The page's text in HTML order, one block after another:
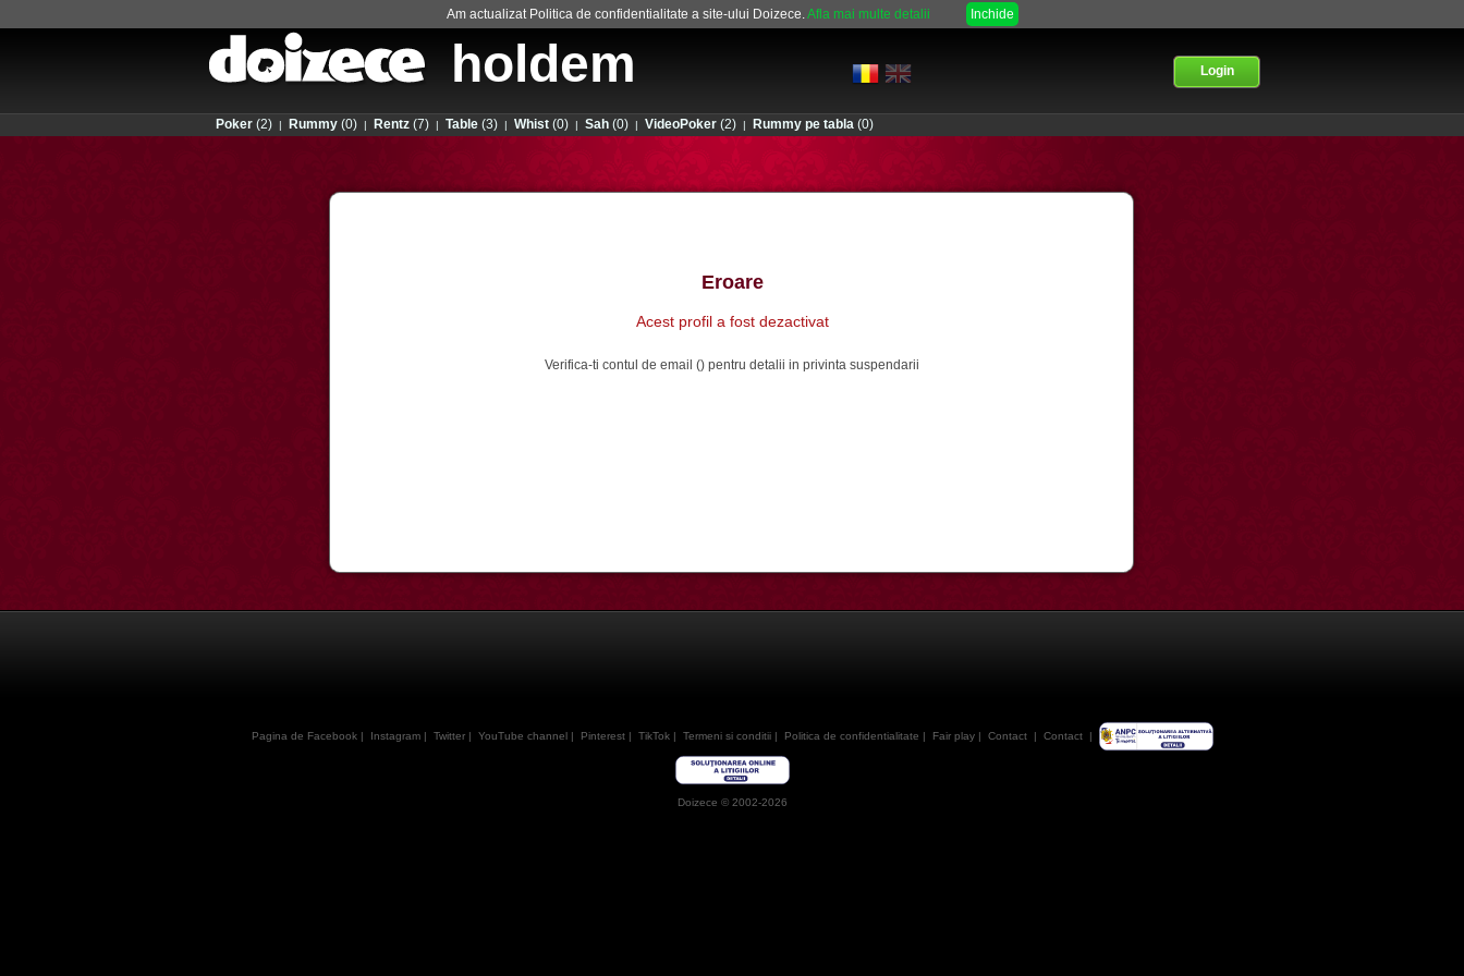
Am actualizat Politica de confidentialitate a site-ului Doizece.Afla mai multe detalii Inchide
holdem Login
Poker (2) | Rummy (0) | Rentz (7) | Table (3) | Whist (0) | Sah (0) | VideoPoker (2) | Rummy pe tabla (0)
Eroare
Acest profil a fost dezactivat
Verifica-ti contul de email () pentru detalii in privinta suspendarii
Pagina de Facebook| Instagram| Twitter| YouTube channel| Pinterest| TikTok| Termeni si conditii| Politica de confidentialitate | Fair play| Contact| Contact|
Doizece © 2002-2026